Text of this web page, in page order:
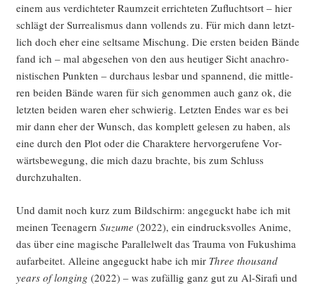
einem aus ver­dich­te­ter Raum­zeit errich­te­ten Zufluchts­ort – hier
schlägt der Sur­rea­lis­mus dann voll­ends zu. Für mich dann letzt­
lich doch eher eine selt­sa­me Mischung. Die ers­ten bei­den Bän­de
fand ich – mal abge­se­hen von den aus heu­ti­ger Sicht ana­chro­
nis­ti­schen Punk­ten – durch­aus les­bar und span­nend, die mitt­le­
ren bei­den Bän­de waren für sich genom­men auch ganz ok, die
letz­ten bei­den waren eher schwie­rig. Letz­ten Endes war es bei
mir dann eher der Wunsch, das kom­plett gele­sen zu haben, als
eine durch den Plot oder die Cha­rak­te­re her­vor­ge­ru­fe­ne Vor­
wärts­be­we­gung, die mich dazu brach­te, bis zum Schluss
durchzuhalten.
Und damit noch kurz zum Bild­schirm: ange­guckt habe ich mit
mei­nen Teen­agern Suzu­me (2022), ein ein­drucks­vol­les Ani­me,
das über eine magi­sche Par­al­lel­welt das Trau­ma von Fuku­shi­ma
auf­ar­bei­tet. Allei­ne ange­guckt habe ich mir Three thousand
years of lon­ging (2022) – was zufäl­lig ganz gut zu Al-Sira­fi und